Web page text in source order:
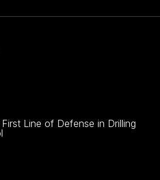
Line of Defense in Drilling